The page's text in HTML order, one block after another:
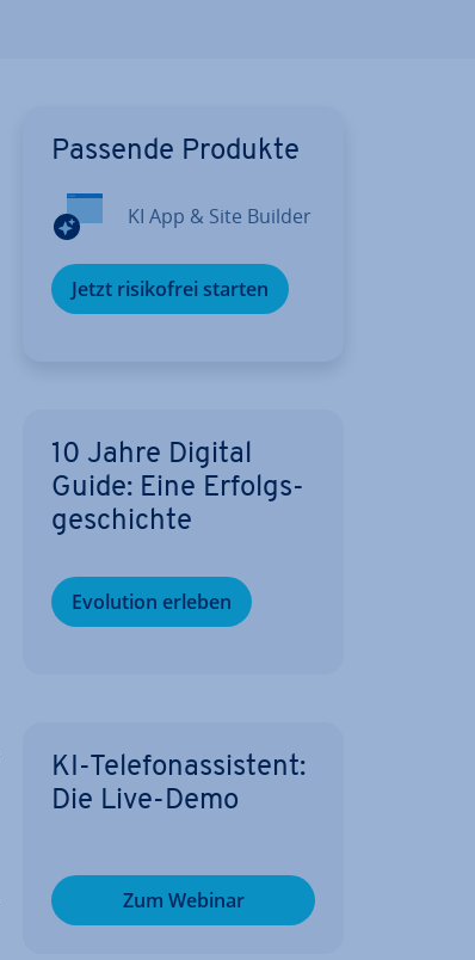
Passende Produkte
KI App & Site Builder
Jetzt ri­si­ko­frei starten
10 Jahre Digital
Guide: Eine Er­folgs­
ge­schich­te
Evolution erleben
KI-Te­le­fon­as­sis­tent:
Die Live-Demo
Zum Webinar